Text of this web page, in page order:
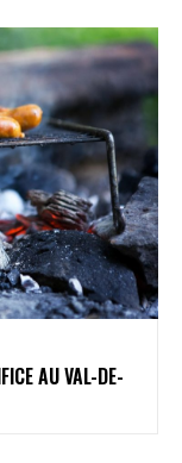
AU VAL-DE-